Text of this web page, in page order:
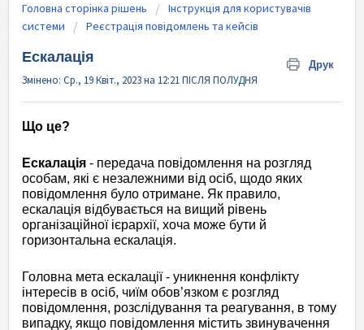
Головна сторінка рішень
Інструкція для користувачів
системи
Реєстрація повідомлень та кейсів
Ескалація Друк
Змінено: Ср., 19 Квіт., 2023 на 12:21 ПІСЛЯ ПОЛУДНЯ
Що це?
Ескалація - передача повідомлення на розгляд
особам, які є незалежними від осіб, щодо яких
повідомлення було отримане. Як правило,
ескалація відбувається на вищий рівень
організаційної ієрархії, хоча може бути й
горизонтальна ескалація.
Головна мета ескалації - уникнення конфлікту
інтересів в осіб, чиїм обов’язком є розгляд
повідомлення, розслідування та реагування, в тому
випадку, якщо повідомлення містить звинувачення